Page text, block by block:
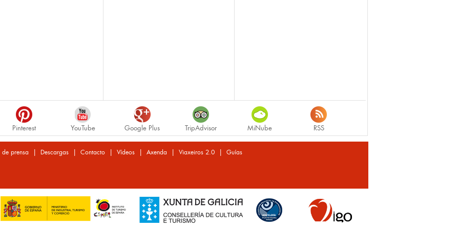
Pinterest YouTube Google Plus TripAdvisor MiNube RSS
de prensa | Descargas | Contacto | Vídeos | Axenda | Viaxeiros 2.0 | Guías